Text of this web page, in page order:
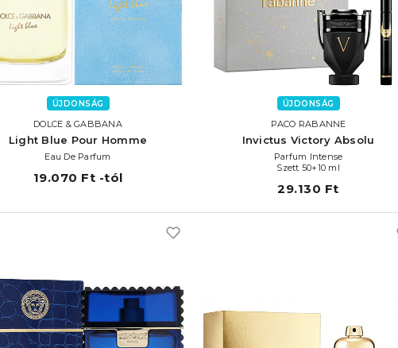
ÚJDONSÁG
DOLCE & GABBANA
Light Blue Pour Homme
Eau De Parfum
19.070 Ft -tól
ÚJDONSÁG
PACO RABANNE
Invictus Victory Absolu
Parfum Intense
Szett 50+10 ml
29.130 Ft